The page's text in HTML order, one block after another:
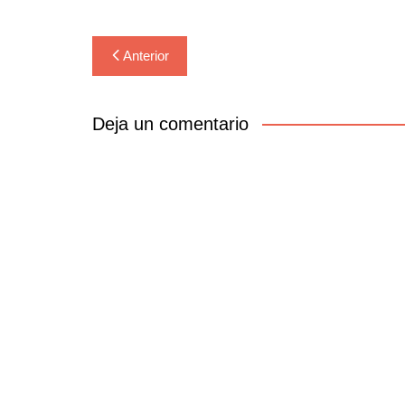
Navegación
de
entradas
Anterior
Deja un comentario